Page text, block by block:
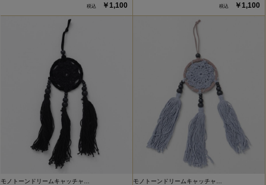
￥1,100 ￥1,100
モノトーンドリームキャッチャ… モノトーンドリームキャッチャ…